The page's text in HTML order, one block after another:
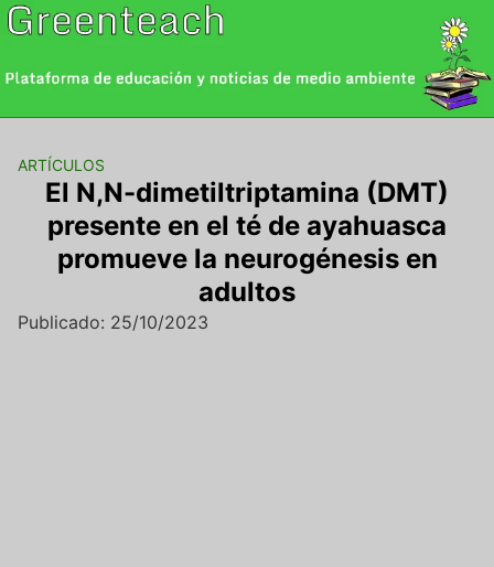
Saltar
al
ARTÍCULOS
El N,N-dimetiltriptamina (DMT)
presente en el té de ayahuasca
promueve la neurogénesis en
adultos
Publicado: 25/10/2023